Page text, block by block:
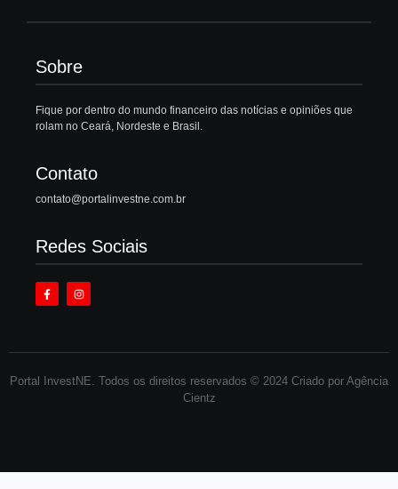
Sobre
Fique por dentro do mundo financeiro das notícias e opiniões que
rolam no Ceará, Nordeste e Brasil.
Contato
contato@portalinvestne.com.br
Redes Sociais
Portal InvestNE. Todos os direitos reservados © 2024 Criado por Agência
Cientz